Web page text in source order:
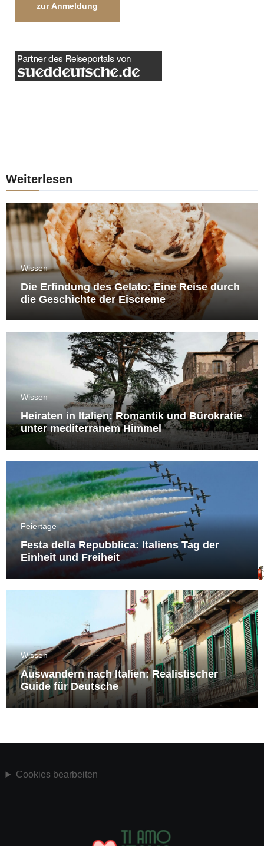
zur Anmeldung
Weiterlesen
Wissen
Die Erfindung des Gelato: Eine Reise durch
die Geschichte der Eiscreme
Wissen
Heiraten in Italien: Romantik und Bürokratie
unter mediterranem Himmel
Feiertage
Festa della Repubblica: Italiens Tag der
Einheit und Freiheit
Wissen
Auswandern nach Italien: Realistischer
Guide für Deutsche
Cookies bearbeiten